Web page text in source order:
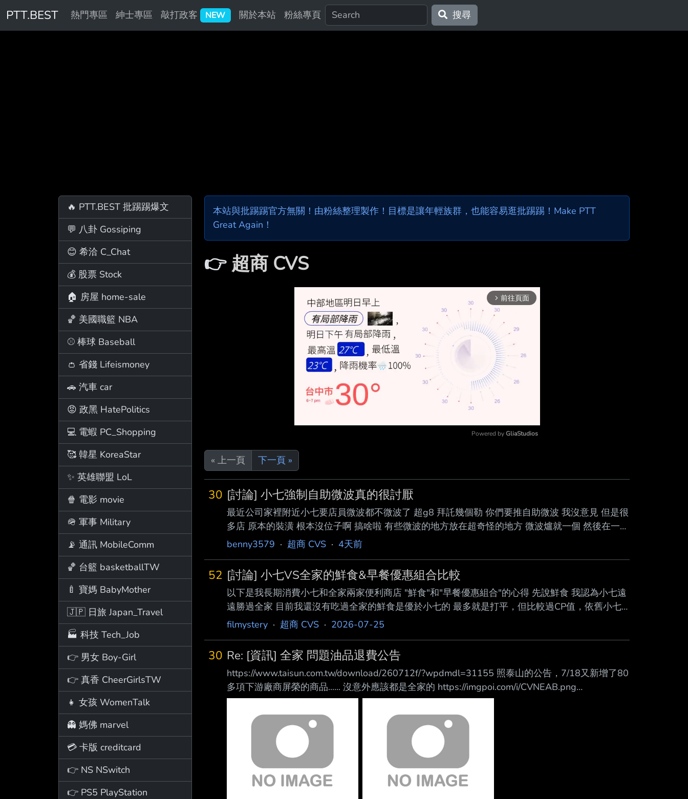
PTT.BEST 熱門專區 紳士專區 敲打政客 NEW 關於本站 粉絲專頁 搜尋
🔥 PTT.BEST 批踢踢爆文
💬 八卦 Gossiping
😊 希洽 C_Chat
💰 股票 Stock
🏠 房屋 home-sale
🏀 美國職籃 NBA
⚾ 棒球 Baseball
👛 省錢 Lifeismoney
🚗 汽車 car
😡 政黑 HatePolitics
💻 電蝦 PC_Shopping
🥰 韓星 KoreaStar
✨ 英雄聯盟 LoL
🍿 電影 movie
🪖 軍事 Military
📡 通訊 MobileComm
🏀 台籃 basketballTW
🍼 寶媽 BabyMother
🇯🇵 日旅 Japan_Travel
🏭 科技 Tech_Job
👉 男女 Boy-Girl
👉 真香 CheerGirlsTW
👧 女孩 WomenTalk
👻 媽佛 marvel
💳 卡版 creditcard
👉 NS NSwitch
👉 PS5 PlayStation
本站與批踢踢官方無關！由粉絲整理製作！目標是讓年輕族群，也能容易逛批踢踢！Make PTT
Great Again！
👉 超商 CVS
arrow_forward_ios 前往頁面
Powered by GliaStudios
« 上一頁 下一頁 »
30 [討論] 小七強制自助微波真的很討厭
最近公司家裡附近小七要店員微波都不微波了 超g8 拜託幾個勒 你們要推自助微波 我沒意見 但是很
多店 原本的裝潢 根本沒位子啊 搞啥啦 有些微波的地方放在超奇怪的地方 微波爐就一個 然後在一個
狹窄走道裡面 啊吃飯時間排隊好幾個一堆人卡在那 真的很搞 連排隊都不知道怎麼排 更別說來幾個
頻率大量減少吃小七 煩 --
benny3579 · 超商 CVS · 4天前
52 [討論] 小七VS全家的鮮食&早餐優惠組合比較
以下是我長期消費小七和全家兩家便利商店 "鮮食"和"早餐優惠組合"的心得 先說鮮食 我認為小七遠
遠勝過全家 目前我還沒有吃過全家的鮮食是優於小七的 最多就是打平，但比較過CP值，依舊小七
勝出 比方說 全家的"海鮮清炒義大利麵" VS 小七的"白酒蛤蠣義大利麵" 兩家水準幾乎不相上下 但是
是小七沒有的品項 (有人能推薦小七和全家都有的鮮食品項，但是由全家勝出的案例嗎??) 至於早餐
優惠組合 (全家49、59、69、
filmystery · 超商 CVS · 2026-07-25
30 Re: [資訊] 全家 問題油品退費公告
https://www.taisun.com.tw/download/260712f/?wpdmdl=31155 照泰山的公告，7/18又新增了80
多項下游廠商屏榮的商品...... 沒意外應該都是全家的 https://imgpoi.com/i/CVNEAB.png
https://imgpoi.com/i/CVNVXG.png 如果這些都有問題的話 全家應該會退費退到手軟 畢竟不像7-11
同個名字的商品會有好幾個廠商製作 全家要嘛都是屏榮 要嘛都是晉欣 這次中獎的都是屏榮 -- --